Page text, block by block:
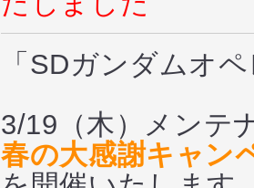
「SDガンダムオ
3/19（木）メンテ
春の大感謝キャン